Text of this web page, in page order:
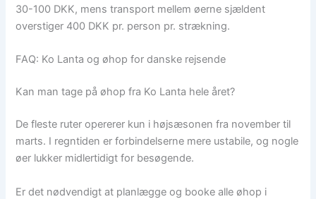
30-100 DKK, mens transport mellem øerne sjældent
overstiger 400 DKK pr. person pr. strækning.
FAQ: Ko Lanta og øhop for danske rejsende
Kan man tage på øhop fra Ko Lanta hele året?
De fleste ruter opererer kun i højsæsonen fra november til
marts. I regntiden er forbindelserne mere ustabile, og nogle
øer lukker midlertidigt for besøgende.
Er det nødvendigt at planlægge og booke alle øhop i